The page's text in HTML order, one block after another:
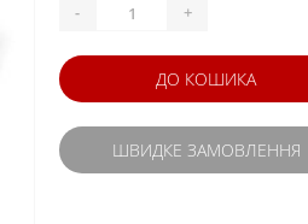
- +
ДО КОШИКА
ШВИДКЕ ЗАМОВЛЕННЯ